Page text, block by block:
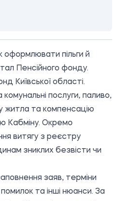
оформлювати пільги й
Пенсійного фонду.
Київської області.
послуги, паливо,
житла та компенсацію
Кабміну. Окремо
витягу з реєстру
зниклих безвісти чи
заяв, терміни
та інші нюанси. За